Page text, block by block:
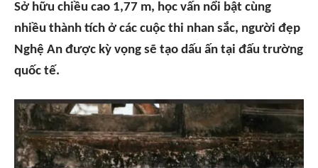
Sở hữu chiều cao 1,77 m, học vấn nổi bật cùng
nhiều thành tích ở các cuộc thi nhan sắc, người đẹp
Nghệ An được kỳ vọng sẽ tạo dấu ấn tại đấu trường
quốc tế.